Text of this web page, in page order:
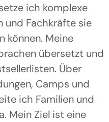
ich komplexe
und Fachkräfte sie
können. Meine
übersetzt und
Über
Camps und
ich Familien und
Mein Ziel ist eine